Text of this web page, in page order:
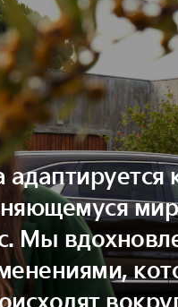
адаптируется
Мы